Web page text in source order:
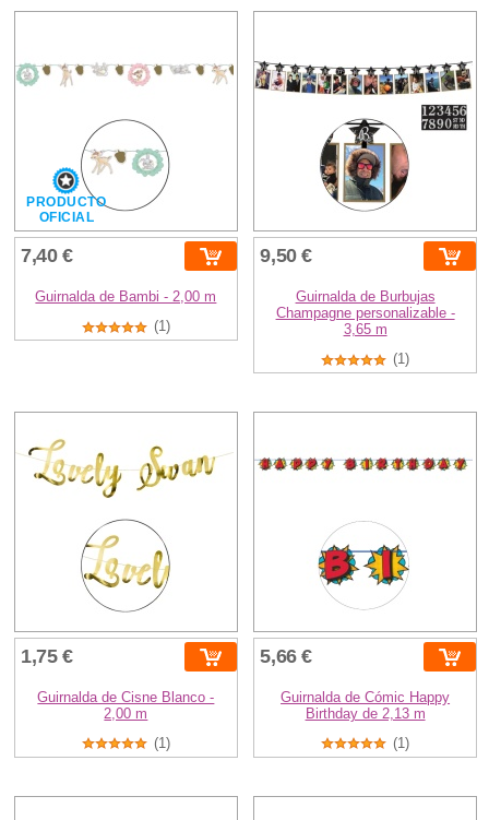
PRODUCTO
OFICIAL
7,40 €
Guirnalda de Bambi - 2,00 m
(1)
9,50 €
Guirnalda de Burbujas
Champagne personalizable -
3,65 m
(1)
1,75 €
Guirnalda de Cisne Blanco -
2,00 m
(1)
5,66 €
Guirnalda de Cómic Happy
Birthday de 2,13 m
(1)